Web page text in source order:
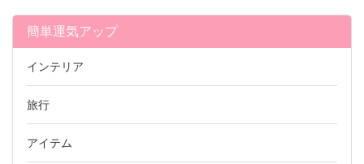
簡単運気アップ
インテリア
旅行
アイテム